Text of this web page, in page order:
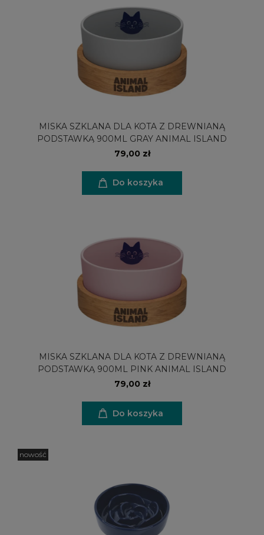
MISKA SZKLANA DLA KOTA Z DREWNIANĄ
PODSTAWKĄ 900ML GRAY ANIMAL ISLAND
79,00 zł
Do koszyka
MISKA SZKLANA DLA KOTA Z DREWNIANĄ
PODSTAWKĄ 900ML PINK ANIMAL ISLAND
79,00 zł
Do koszyka
nowość